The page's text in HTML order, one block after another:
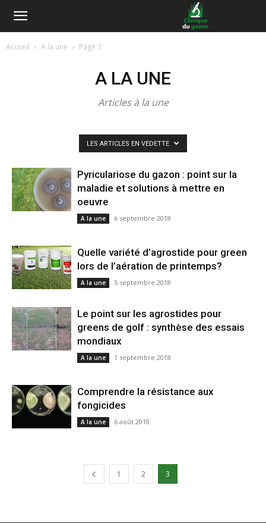
Accueil A la une Page 3
A LA UNE
Articles à la une
LES ARTICLES EN VEDETTE
Pyriculariose du gazon : point sur la
maladie et solutions à mettre en
oeuvre
A la une 6 septembre 2018
Quelle variété d’agrostide pour green
lors de l’aération de printemps?
A la une 5 septembre 2018
Le point sur les agrostides pour
greens de golf : synthèse des essais
mondiaux
A la une 1 septembre 2018
Comprendre la résistance aux
fongicides
A la une 6 août 2018
1 2 3